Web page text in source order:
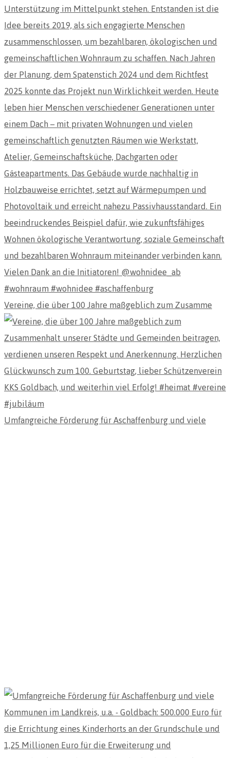
Vereine, die über 100 Jahre maßgeblich zum Zusamme
Umfangreiche Förderung für Aschaffenburg und viele